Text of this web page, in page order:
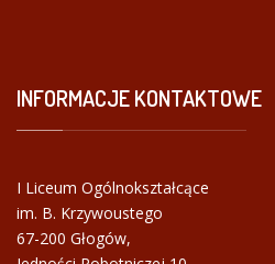
INFORMACJEKONTAKTOWE
I Liceum Ogólnokształcące
im. B. Krzywoustego
67-200 Głogów,